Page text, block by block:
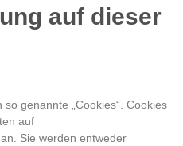
auf dieser
genannte „Cookies“. Cookies
auf
Sie werden entweder